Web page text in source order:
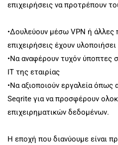
επιχειρήσεις να προτρέπουν
•Δουλεύουν μέσω VPN ή άλλες
επιχειρήσεις έχουν υλοποιήσει
•Να αναφέρουν τυχόν ύποπτες
ΙΤ της εταιρίας
•Να αξιοποιούν εργαλεία
Seqrite για να προσφέρουν
επιχειρηματικών δεδομένων.
Η εποχή που διανύουμε είναι